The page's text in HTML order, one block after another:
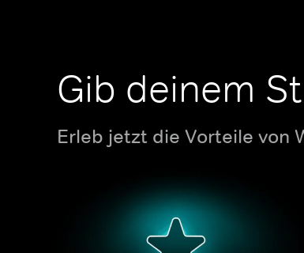
Gib deinem
Erleb jetzt die Vorteile von